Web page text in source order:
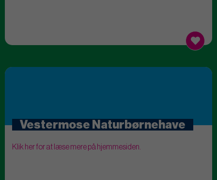
Vestermose Naturbørnehave
Klik her for at læse mere på hjemmesiden.